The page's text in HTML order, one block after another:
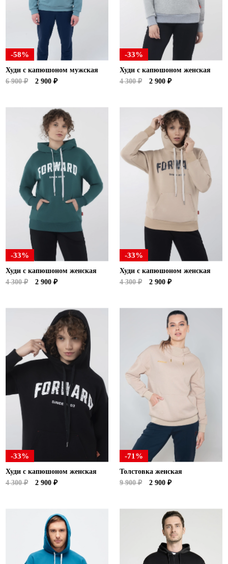
Ханты-Мансийский автономный округ (3)
Челябинская область (2)
Ямало-Ненецкий автономный округ (1)
Ярославская область (1)
-58%
Худи с капюшоном мужская
6 900 ₽
2 900 ₽
-33%
Худи с капюшоном женская
4 300 ₽
2 900 ₽
-33%
Худи с капюшоном женская
4 300 ₽
2 900 ₽
-33%
Худи с капюшоном женская
4 300 ₽
2 900 ₽
-33%
Худи с капюшоном женская
4 300 ₽
2 900 ₽
-71%
Толстовка женская
9 900 ₽
2 900 ₽